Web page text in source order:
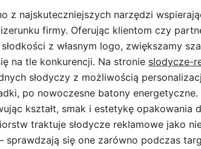
z najskuteczniejszych narzędzi
firmy. Oferując klientom czy
z własnym logo, zwiększamy
na tle konkurencji. Na stronie slodycze-
słodyczy z możliwością
po nowoczesne batony energetyczne.
kształt, smak i estetykę opakowania
traktuje słodycze reklamowe jako
sprawdzają się one zarówno podczas